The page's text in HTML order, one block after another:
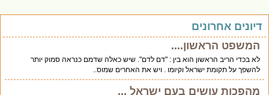
אחרונים
המשפט הראשון....
לא בכדי הריב הראשון הוא בין : "דם לדם". שיש כאלה שדמם כנראה סמוק יותר
להשפך על תקומת ישראל וקיומו . ויש את האחרים שמוס..
מהפכות עושים בעם ישראל ...